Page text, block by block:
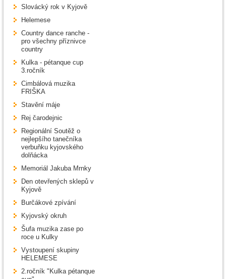
Slovácký rok v Kyjově
Helemese
Country dance ranche -
pro všechny příznivce
country
Kulka - pétanque cup
3.ročník
Cimbálová muzika
FRIŠKA
Stavění máje
Rej čarodejnic
Regionální Soutěž o
nejlepšího tanečníka
verbuňku kyjovského
dolňácka
Memoriál Jakuba Mrnky
Den otevřených sklepů v
Kyjově
Burčákové zpívání
Kyjovský okruh
Šufa muzika zase po
roce u Kulky
Vystoupení skupiny
HELEMESE
2.ročník "Kulka pétanque